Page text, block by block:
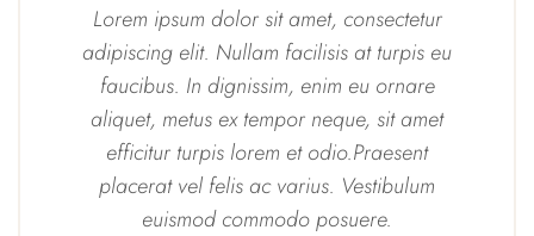
Lorem ipsum dolor sit amet, consectetur
adipiscing elit. Nullam facilisis at turpis eu
faucibus. In dignissim, enim eu ornare
aliquet, metus ex tempor neque, sit amet
efficitur turpis lorem et odio.Praesent
placerat vel felis ac varius. Vestibulum
euismod commodo posuere.